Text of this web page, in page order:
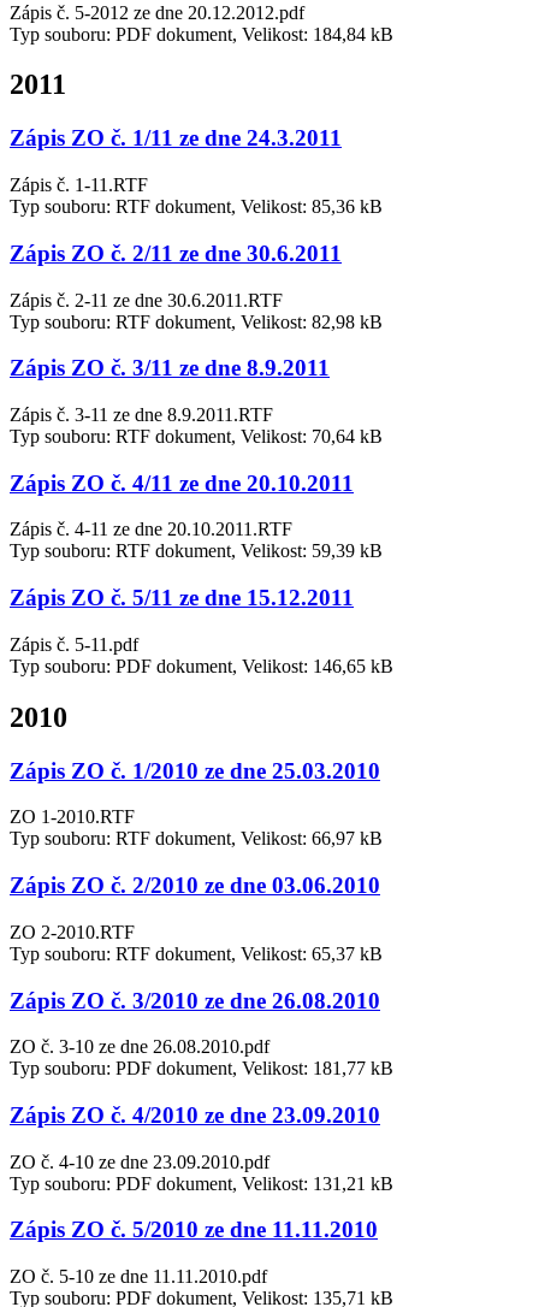
Zápis č. 5-2012 ze dne 20.12.2012.pdf
Typ souboru: PDF dokument, Velikost: 184,84 kB
2011
Zápis ZO č. 1/11 ze dne 24.3.2011
Zápis č. 1-11.RTF
Typ souboru: RTF dokument, Velikost: 85,36 kB
Zápis ZO č. 2/11 ze dne 30.6.2011
Zápis č. 2-11 ze dne 30.6.2011.RTF
Typ souboru: RTF dokument, Velikost: 82,98 kB
Zápis ZO č. 3/11 ze dne 8.9.2011
Zápis č. 3-11 ze dne 8.9.2011.RTF
Typ souboru: RTF dokument, Velikost: 70,64 kB
Zápis ZO č. 4/11 ze dne 20.10.2011
Zápis č. 4-11 ze dne 20.10.2011.RTF
Typ souboru: RTF dokument, Velikost: 59,39 kB
Zápis ZO č. 5/11 ze dne 15.12.2011
Zápis č. 5-11.pdf
Typ souboru: PDF dokument, Velikost: 146,65 kB
2010
Zápis ZO č. 1/2010 ze dne 25.03.2010
ZO 1-2010.RTF
Typ souboru: RTF dokument, Velikost: 66,97 kB
Zápis ZO č. 2/2010 ze dne 03.06.2010
ZO 2-2010.RTF
Typ souboru: RTF dokument, Velikost: 65,37 kB
Zápis ZO č. 3/2010 ze dne 26.08.2010
ZO č. 3-10 ze dne 26.08.2010.pdf
Typ souboru: PDF dokument, Velikost: 181,77 kB
Zápis ZO č. 4/2010 ze dne 23.09.2010
ZO č. 4-10 ze dne 23.09.2010.pdf
Typ souboru: PDF dokument, Velikost: 131,21 kB
Zápis ZO č. 5/2010 ze dne 11.11.2010
ZO č. 5-10 ze dne 11.11.2010.pdf
Typ souboru: PDF dokument, Velikost: 135,71 kB